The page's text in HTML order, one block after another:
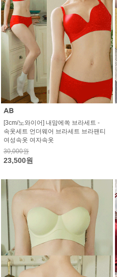
[3cm/노와이어] 내맘에쏙 브라세트 -
속옷세트 언더웨어 브라세트 브라팬티
여성속옷 여자속옷
30,000원
23,500원